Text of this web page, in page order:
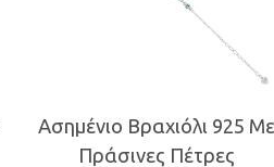
Ασημένιο Βραχιόλι 925 Με
Πράσινες Πέτρες